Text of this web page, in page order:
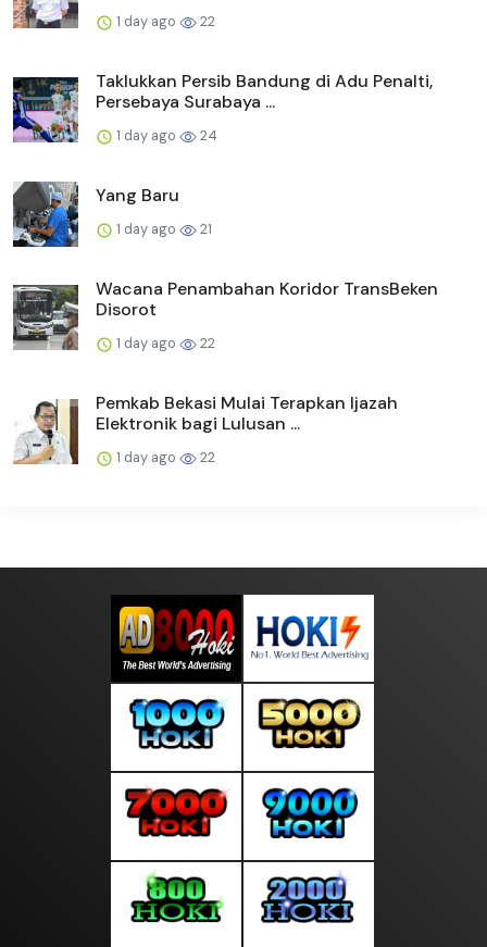
1 day ago 22
Taklukkan Persib Bandung di Adu Penalti,
Persebaya Surabaya ...
1 day ago 24
Yang Baru
1 day ago 21
Wacana Penambahan Koridor TransBeken
Disorot
1 day ago 22
Pemkab Bekasi Mulai Terapkan Ijazah
Elektronik bagi Lulusan ...
1 day ago 22